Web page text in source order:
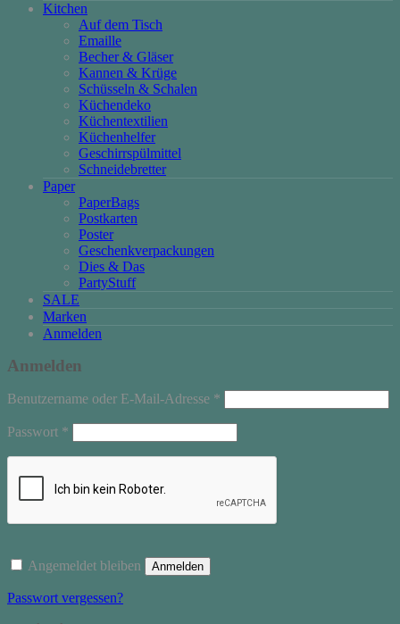
Kitchen
Auf dem Tisch
Emaille
Becher & Gläser
Kannen & Krüge
Schüsseln & Schalen
Küchendeko
Küchentextilien
Küchenhelfer
Geschirrspülmittel
Schneidebretter
Paper
PaperBags
Postkarten
Poster
Geschenkverpackungen
Dies & Das
PartyStuff
SALE
Marken
Anmelden
Anmelden
Benutzername oder E-Mail-Adresse *
Passwort *
Angemeldet bleiben Anmelden
Passwort vergessen?